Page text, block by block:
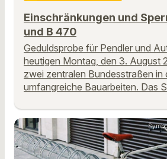
Einschränkungen und
und B 470
Geduldsprobe für Pendler und
heutigen Montag, den 3. August
zwei zentralen Bundesstraßen in
umfangreiche Bauarbeiten. Das